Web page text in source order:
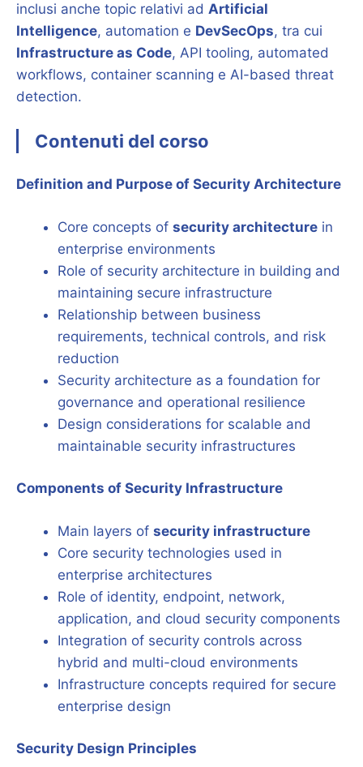
inclusi anche topic relativi ad Artificial
Intelligence, automation e DevSecOps, tra cui
Infrastructure as Code, API tooling, automated
workflows, container scanning e AI-based threat
detection.
Contenuti del corso
Definition and Purpose of Security Architecture
Core concepts of security architecture in
enterprise environments
Role of security architecture in building and
maintaining secure infrastructure
Relationship between business
requirements, technical controls, and risk
reduction
Security architecture as a foundation for
governance and operational resilience
Design considerations for scalable and
maintainable security infrastructures
Components of Security Infrastructure
Main layers of security infrastructure
Core security technologies used in
enterprise architectures
Role of identity, endpoint, network,
application, and cloud security components
Integration of security controls across
hybrid and multi-cloud environments
Infrastructure concepts required for secure
enterprise design
Security Design Principles